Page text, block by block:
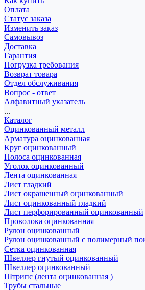
Оплата
Статус заказа
Изменить заказ
Самовывоз
Доставка
Гарантия
Погрузка требования
Возврат товара
Отдел обслуживания
Вопрос - ответ
Алфавитный указатель
...
Каталог
Оцинкованный металл
Арматура оцинкованная
Круг оцинкованный
Полоса оцинкованная
Уголок оцинкованный
Лента оцинкованная
Лист гладкий
Лист окрашенный оцинкованный
Лист оцинкованный гладкий
Лист перфорированный оцинкованный
Проволока оцинкованная
Рулон оцинкованный
Рулон оцинкованный с полимерный
Сетка оцинкованная
Швеллер гнутый оцинкованный
Швеллер оцинкованный
Штрипс (лента оцинкованная )
Трубы стальные